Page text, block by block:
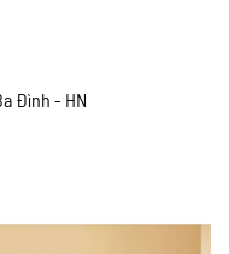
Đình - HN